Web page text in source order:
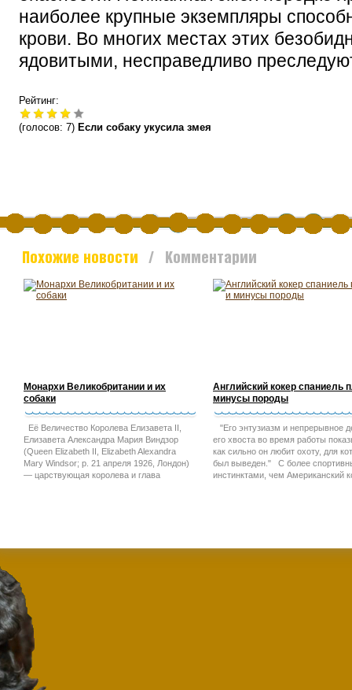
наиболее крупные экземпляры
крови. Во многих местах этих
ядовитыми, несправедливо
Рейтинг:
(голосов: 7) Если собаку укусила змея
Похожие новости / Комментарии
Монархи Великобритании и их
собаки
Её Величество Королева Елизавета II,
Елизавета Александра Мария Виндзор
(Queen Elizabeth II, Elizabeth Alexandra
Mary Windsor; р. 21 апреля 1926, Лондон)
— царствующая королева и глава
Английский кокер спаниель
минусы породы
"Его энтузиазм и непрерывное
его хвоста во время работы
как сильно он любит охоту, для
был выведен." С более
инстинктами, чем Американский